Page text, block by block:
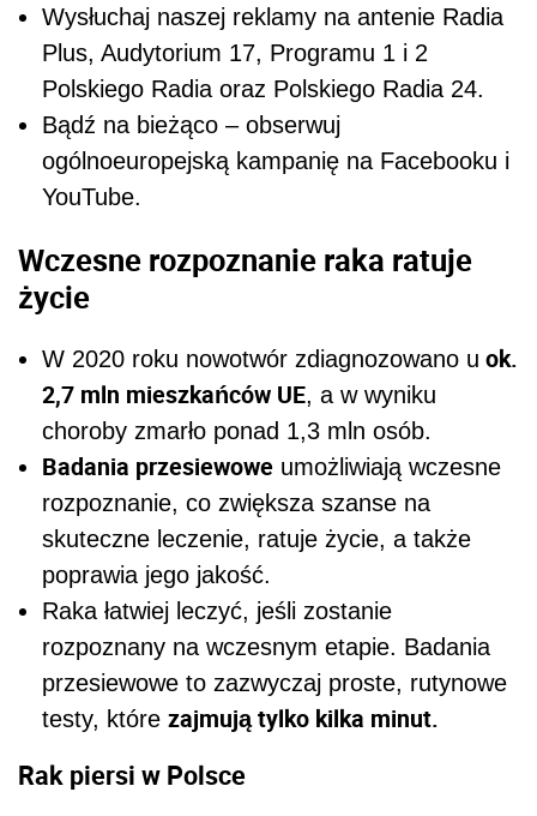
Wysłuchaj naszej reklamy na antenie Radia
Plus, Audytorium 17, Programu 1 i 2
Polskiego Radia oraz Polskiego Radia 24.
Bądź na bieżąco – obserwuj
ogólnoeuropejską kampanię na Facebooku i
YouTube.
Wczesne rozpoznanie raka ratuje
życie
W 2020 roku nowotwór zdiagnozowano u ok.
2,7 mln mieszkańców UE, a w wyniku
choroby zmarło ponad 1,3 mln osób.
Badania przesiewowe umożliwiają wczesne
rozpoznanie, co zwiększa szanse na
skuteczne leczenie, ratuje życie, a także
poprawia jego jakość.
Raka łatwiej leczyć, jeśli zostanie
rozpoznany na wczesnym etapie. Badania
przesiewowe to zazwyczaj proste, rutynowe
testy, które zajmują tylko kilka minut.
Rak piersi w Polsce